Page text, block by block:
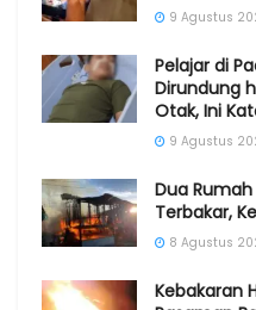
9 Agustus
Pelajar di
Dirundung
Otak, Ini
9 Agustus
Dua
Terbakar,
8 Agustus
Kebakaran